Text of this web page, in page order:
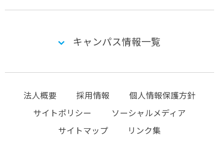
キャンパス情報一覧
法人概要 採用情報
個人情報保護方針
サイトポリシー
ソーシャルメディア
サイトマップ
リンク集